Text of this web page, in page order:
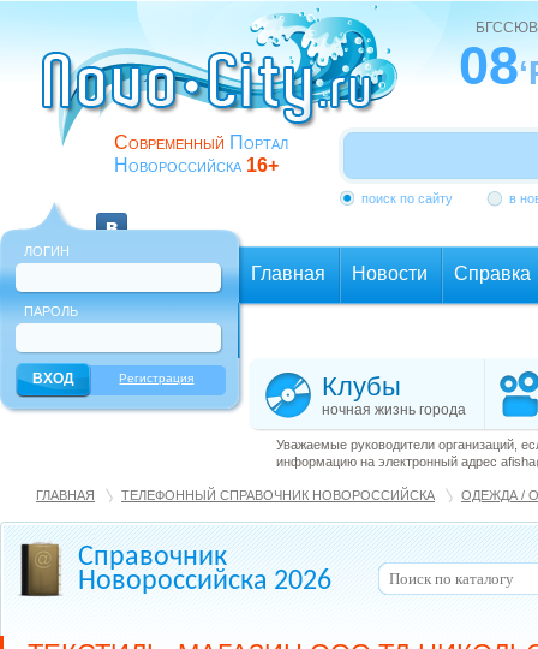
Современный Портал
Новороссийска 16+
08
поиск по сайту в
ЛОГИН
ПАРОЛЬ
Регистрация
Главная Новости Справка
Клубы
ночная жизнь города
Уважаемые руководители организаций,
информацию на электронный адрес
ГЛАВНАЯ ТЕЛЕФОННЫЙ СПРАВОЧНИК НОВОРОССИЙСКА ОДЕЖДА /
Справочник
Новороссийска 2026